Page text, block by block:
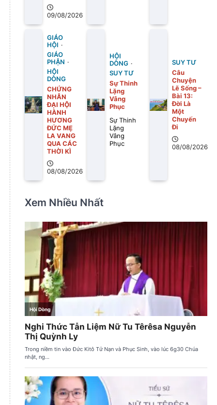
09/08/2026
GIÁO
HỘI
GIÁO
PHẬN
HỘI
DÒNG
CHỨNG
NHÂN
ĐẠI HỘI
HÀNH
HƯƠNG
ĐỨC MẸ
LA VANG
QUA CÁC
THỜI KÌ
08/08/2026
HỘI
DÒNG
SUY TƯ
Sự Thinh
Lặng
Vâng
Phục
Sự Thinh
Lặng
Vâng
Phục
SUY TƯ
Câu
Chuyện
Lẽ Sống –
Bài 13:
Ðời Là
Một
Chuyến
Ði
08/08/2026
Xem Nhiều Nhất